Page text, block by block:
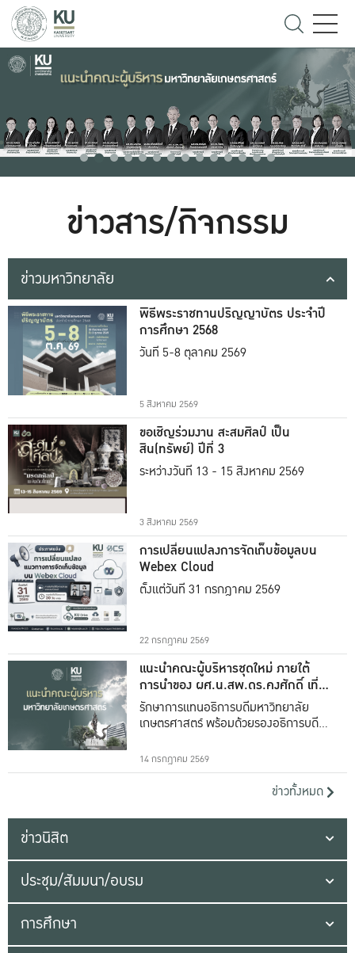
ข่าวสาร/กิจกรรม
ข่าวมหาวิทยาลัย
พิธีพระราชทานปริญญาบัตร ประจำปี
การศึกษา 2568
วันที่ 5-8 ตุลาคม 2569
5 สิงหาคม 2569
ขอเชิญร่วมงาน สะสมศิลป์ เป็น
สิน(ทรัพย์) ปีที่ 3
ระหว่างวันที่ 13 - 15 สิงหาคม 2569
3 สิงหาคม 2569
การเปลี่ยนแปลงการจัดเก็บข้อมูลบน
Webex Cloud
ตั้งแต่วันที่ 31 กรกฎาคม 2569
22 กรกฎาคม 2569
แนะนำคณะผู้บริหารชุดใหม่ ภายใต้
การนำของ ผศ.น.สพ.ดร.คงศักดิ์ เที่ยง
ธรรม
รักษาการแทนอธิการบดีมหาวิทยาลัย
เกษตรศาสตร์ พร้อมด้วยรองอธิการบดีทั้ง
14 กรกฎาคม 2569
ข่าวทั้งหมด
ข่าวนิสิต
ประชุม/สัมมนา/อบรม
การศึกษา